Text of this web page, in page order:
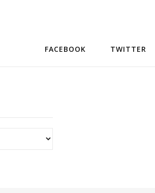
FACEBOOK TWITTER